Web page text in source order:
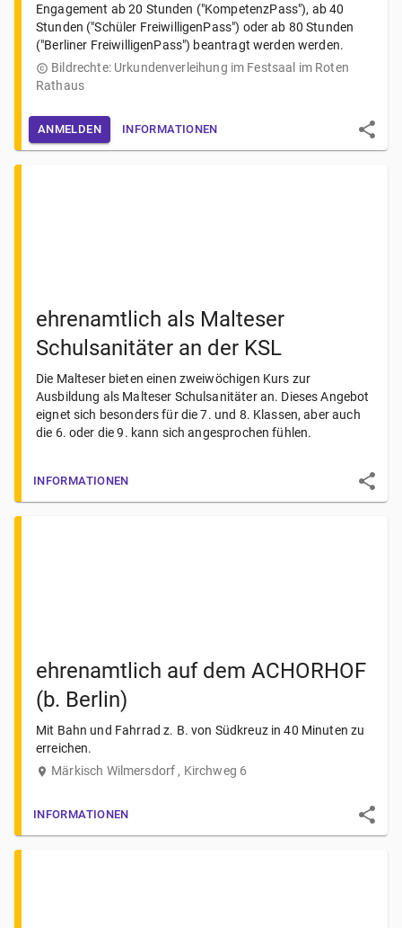
Engagement ab 20 Stunden ("KompetenzPass"), ab 40
Stunden ("Schüler FreiwilligenPass") oder ab 80 Stunden
("Berliner FreiwilligenPass") beantragt werden werden.
Bildrechte: Urkundenverleihung im Festsaal im Roten
Rathaus
ANMELDEN INFORMATIONEN
ehrenamtlich als Malteser
Schulsanitäter an der KSL
Die Malteser bieten einen zweiwöchigen Kurs zur
Ausbildung als Malteser Schulsanitäter an. Dieses Angebot
eignet sich besonders für die 7. und 8. Klassen, aber auch
die 6. oder die 9. kann sich angesprochen fühlen.
INFORMATIONEN
ehrenamtlich auf dem ACHORHOF
(b. Berlin)
Mit Bahn und Fahrrad z. B. von Südkreuz in 40 Minuten zu
erreichen.
Märkisch Wilmersdorf , Kirchweg 6
INFORMATIONEN